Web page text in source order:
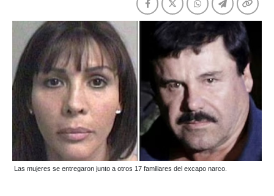
Las mujeres se entregaron junto a otros 17 familiares del excapo narco.